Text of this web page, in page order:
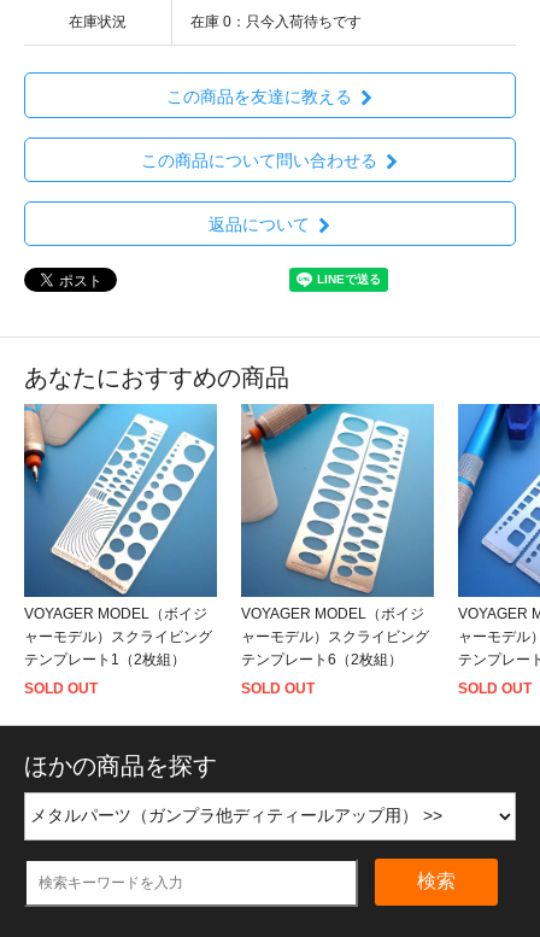
在庫状況 在庫 0：只今入荷待ちです
この商品を友達に教える
この商品について問い合わせる
返品について
あなたにおすすめの商品
VOYAGER MODEL（ボイジ
ャーモデル）スクライビング
テンプレート1（2枚組）
SOLD OUT
VOYAGER MODEL（ボイジ
ャーモデル）スクライビング
テンプレート6（2枚組）
SOLD OUT
VOYAGER
ャーモデル
テンプレー
SOLD OUT
ほかの商品を探す
検索